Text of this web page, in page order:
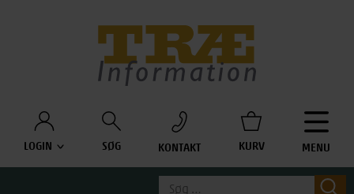
LOGIN SØG KONTAKT KURV MENU
Søg